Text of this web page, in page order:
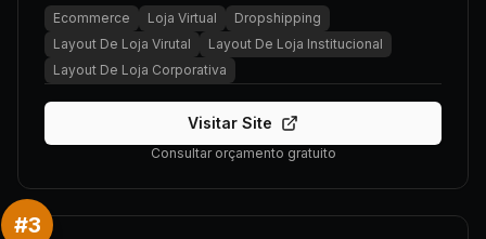
Ecommerce Loja Virtual
Dropshipping
Layout De Loja Virutal
Layout De Loja Institucional
Layout De Loja Corporativa
Visitar Site
Consultar orçamento gratuito
#3